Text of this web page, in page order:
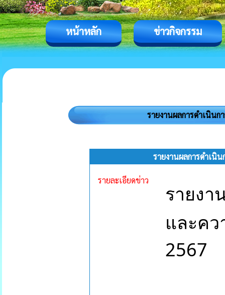
หน้าหลัก ข่าวกิจกรรม
รายงานผลการดำเนิน
รายงานผลการดำเนิ
รายละเอียดข่าว
รายงา
และค
2567